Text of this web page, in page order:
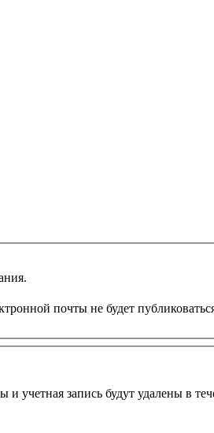
почты не будет
учетная запись будут удалены в